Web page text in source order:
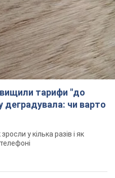
тарифи "до
деградувала: чи варто
у кілька разів і як